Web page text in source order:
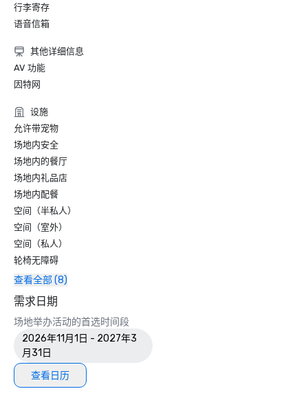
行李寄存
语音信箱
其他详细信息
AV 功能
因特网
设施
允许带宠物
场地内安全
场地内的餐厅
场地内礼品店
场地内配餐
空间（半私人）
空间（室外）
空间（私人）
轮椅无障碍
查看全部 (8)
需求日期
场地举办活动的首选时间段
2026年11月1日 - 2027年3
月31日
查看日历